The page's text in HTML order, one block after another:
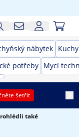
nábytek
potřeby Mycí
šetřit
také